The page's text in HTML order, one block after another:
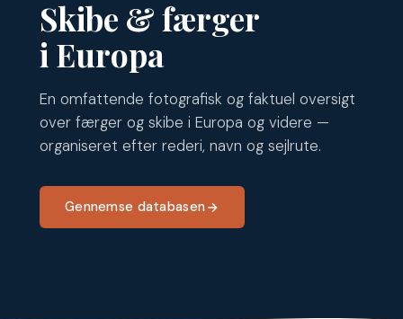
Skibe & færger
i Europa
En omfattende fotografisk og faktuel oversigt
over færger og skibe i Europa og videre —
organiseret efter rederi, navn og sejlrute.
Gennemse databasen